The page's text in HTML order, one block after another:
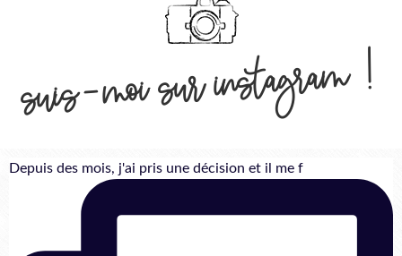
suis-moi sur instagram !
Depuis des mois, j'ai pris une décision et il me f